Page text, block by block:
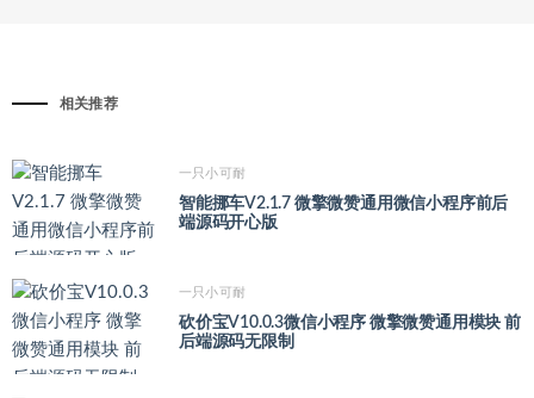
相关推荐
一只小可耐
智能挪车V2.1.7 微擎微赞通用微信小程序前后
端源码开心版
一只小可耐
砍价宝V10.0.3微信小程序 微擎微赞通用模块 前
后端源码无限制